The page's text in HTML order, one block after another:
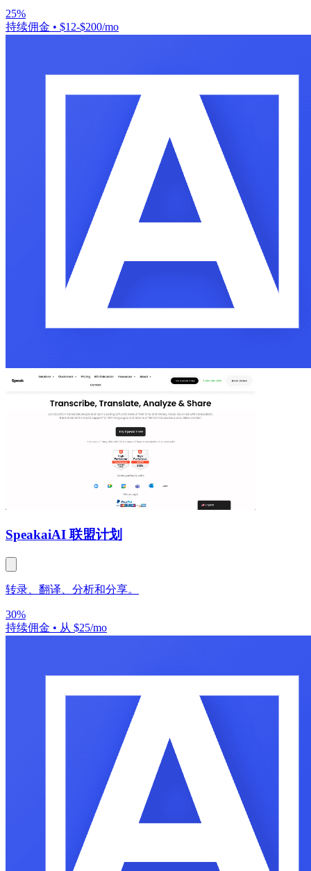
25%
持续佣金 • $12-$200/mo
SpeakaiAI 联盟计划
转录、翻译、分析和分享。
30%
持续佣金 • 从 $25/mo